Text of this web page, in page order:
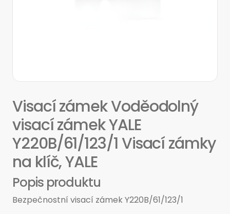
Visací zámek Voděodolný
visací zámek YALE
Y220B/61/123/1 Visací zámky
na klíč, YALE
Popis produktu
Bezpečnostní visací zámek Y220B/61/123/1